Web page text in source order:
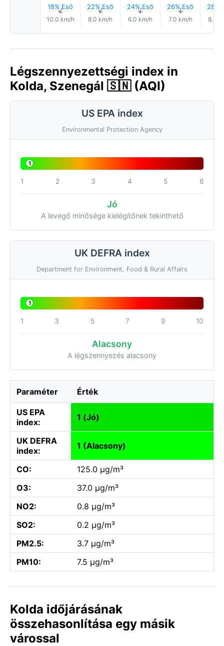
18% Eső
↑
10.0 km/h
22% Eső
↑
8.0 km/h
24% Eső
↑
6.0 km/h
26% Eső
↑
7.0 km/h
28%
8.0
Légszennyezettségi index in
Kolda, Szenegál 🇸🇳 (AQI)
US EPA index
Environmental Protection Agency
1
1 2 3 4 5 6
Jó
A levegő minősége kielégítőnek tekinthető
UK DEFRA index
Department for Environment, Food & Rural Affairs
1
1 3 5 7 9 10
Alacsony
A légszennyezés alacsony
Paraméter Érték
US EPA
index:
1 (Jó)
UK DEFRA
index:
1 (Alacsony)
CO:
125.0 µg/m³
O3:
37.0 µg/m³
NO2:
0.8 µg/m³
SO2:
0.2 µg/m³
PM2.5:
3.7 µg/m³
PM10:
7.5 µg/m³
Kolda időjárásának
összehasonlítása egy másik
várossal